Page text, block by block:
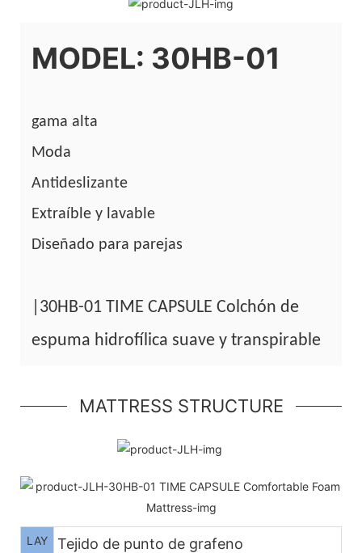
MODEL: 30HB-01
gama alta
Moda
Antideslizante
Extraíble y lavable
Diseñado para parejas
|30HB-01 TIME CAPSULE Colchón de
espuma hidrofílica suave y transpirable
MATTRESS STRUCTURE
LAY
Tejido de punto de grafeno